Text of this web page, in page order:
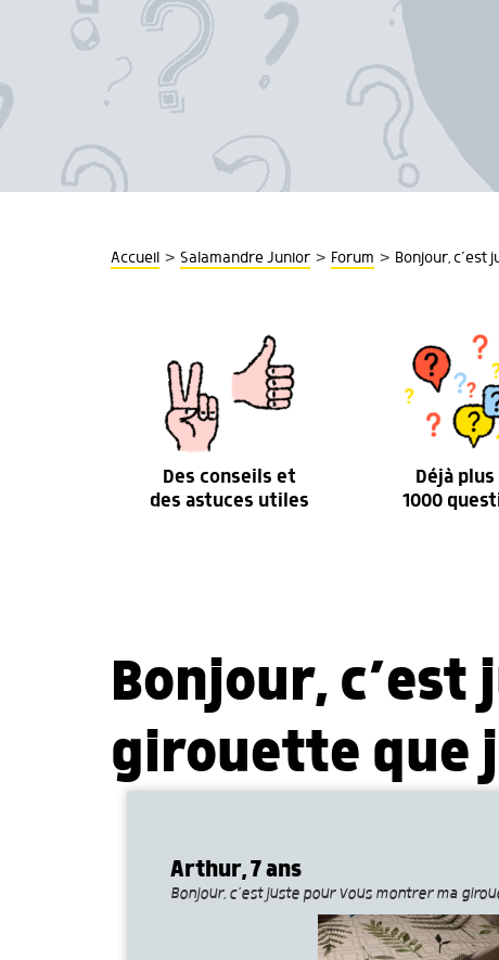
Accueil > Salamandre Junior > Forum > Bonjour,
Des conseils et
des astuces utiles
Déjà plus
1000
Bonjour,
girouette que
Arthur, 7 ans
Bonjour, c’est juste pour vous montrer ma